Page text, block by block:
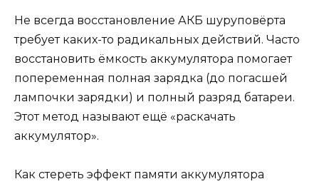
Не всегда восстановление АКБ шуруповёрта
требует каких-то радикальных действий. Часто
восстановить ёмкость аккумулятора помогает
попеременная полная зарядка (до погасшей
лампочки зарядки) и полный разряд батареи.
Этот метод называют ещё «раскачать
аккумулятор».
Как стереть эффект памяти аккумулятора